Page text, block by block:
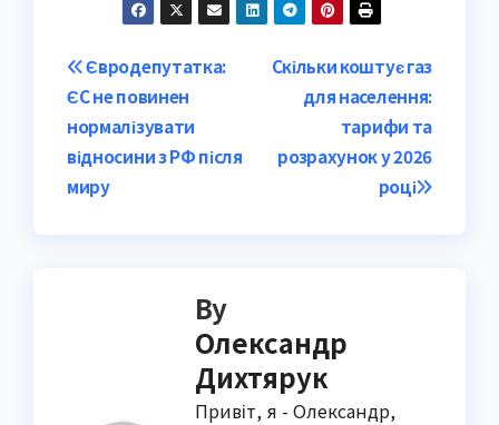
Post
navigation
Скільки коштує газ
для населення:
тарифи та
розрахунок у 2026
році
Євродепутатка:
ЄС не повинен
нормалізувати
відносини з РФ після
миру
By
Олександр
Дихтярук
Привіт, я - Олександр,